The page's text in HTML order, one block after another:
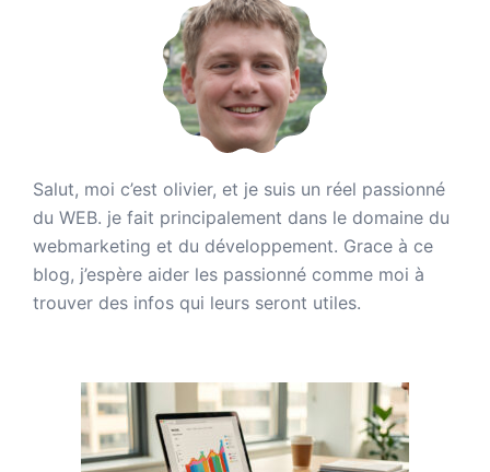
Salut, moi c’est olivier, et je suis un réel passionné
du WEB. je fait principalement dans le domaine du
webmarketing et du développement. Grace à ce
blog, j’espère aider les passionné comme moi à
trouver des infos qui leurs seront utiles.